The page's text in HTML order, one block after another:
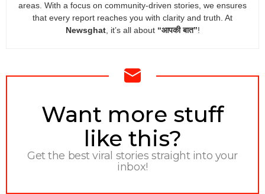
areas. With a focus on community-driven stories, we ensures
that every report reaches you with clarity and truth. At
Newsghat, it’s all about “आपकी बात”!
NEWSLETTER
Want more stuff
like this?
Get the best viral stories straight into your
inbox!